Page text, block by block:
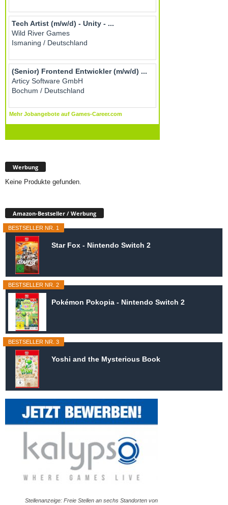
Werbung
Keine Produkte gefunden.
Amazon-Bestseller / Werbung
BESTSELLER NR. 1
Star Fox - Nintendo Switch 2
BESTSELLER NR. 2
Pokémon Pokopia - Nintendo Switch 2
BESTSELLER NR. 3
Yoshi and the Mysterious Book
Stellenanzeige: Freie Stellen an sechs Standorten von